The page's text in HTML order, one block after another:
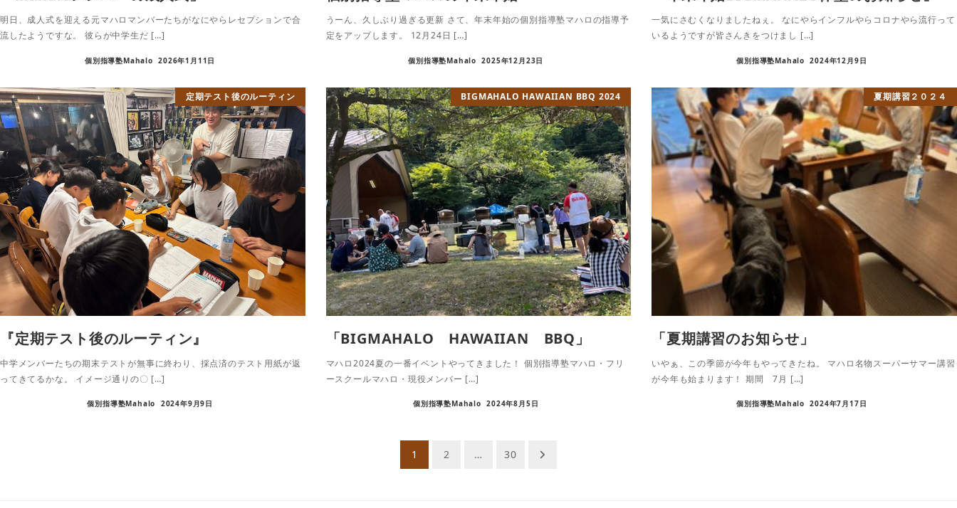
明日、成人式を迎える元マハロマンバーたちがなにやらレセプションで合
流したようですな。 彼らが中学生だ […]
個別指導塾Mahalo 2026年1月11日
うーん、久しぶり過ぎる更新 さて、年末年始の個別指導塾マハロの指導予
定をアップします。 12月24日 […]
個別指導塾Mahalo 2025年12月23日
一気にさむくなりましたねぇ。 なにやらインフルやらコロナやら流行って
いるようですが皆さんきをつけまし […]
個別指導塾Mahalo 2024年12月9日
定期テスト後のルーティン
『定期テスト後のルーティン』
中学メンバーたちの期末テストが無事に終わり、採点済のテスト用紙が返
ってきてるかな。 イメージ通りの〇 […]
個別指導塾Mahalo 2024年9月9日
BIGMAHALO HAWAIIAN BBQ 2024
「BIGMAHALO HAWAIIAN BBQ」
マハロ2024夏の一番イベントやってきました！ 個別指導塾マハロ・フリ
ースクールマハロ・現役メンバー […]
個別指導塾Mahalo 2024年8月5日
夏期講習２０２４
「夏期講習のお知らせ」
いやぁ、この季節が今年もやってきたね。 マハロ名物スーパーサマー講習
が今年も始まります！ 期間 7月 […]
個別指導塾Mahalo 2024年7月17日
1 2 … 30